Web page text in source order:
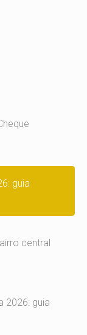
guia
central
2026: guia